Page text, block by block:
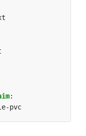
:
pvc